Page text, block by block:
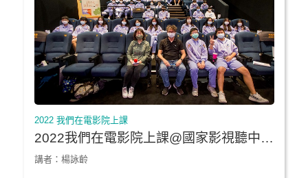
2022 我們在電影院上課
2022我們在電影院上課@國家影視聽中心
★《不能沒有你》｜新北市恆毅高中
講者：楊詠齡